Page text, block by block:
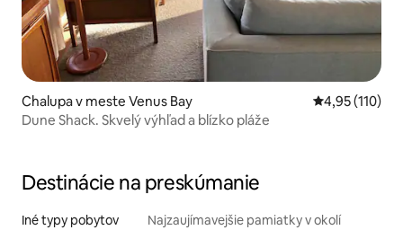
Chalupa v meste Venus Bay Priemerné
4,95 (110)
Dune Shack. Skvelý výhľad a blízko pláže
Destinácie na preskúmanie
Iné typy pobytov Najzaujímavejšie pamiatky v okolí